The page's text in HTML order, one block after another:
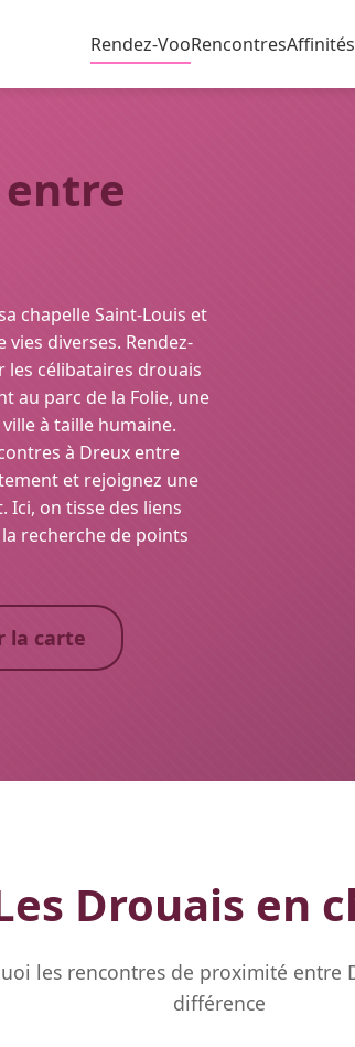
Rendez-VooRencontresAffinités
chapelle Saint-Louis et
diverses. Rendez-
les célibataires drouais
au parc de la Folie, une
à taille humaine.
à Dreux entre
et rejoignez une
Ici, on tisse des liens
recherche de points
la carte
Drouais en
les rencontres de proximité entre
différence